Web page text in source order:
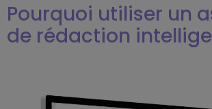
Pourquoi utiliser un
de rédaction